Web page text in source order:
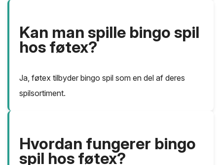
Kan man spille bingo spil
hos føtex?
Ja, føtex tilbyder bingo spil som en del af deres
spilsortiment.
Hvordan fungerer bingo
spil hos føtex?